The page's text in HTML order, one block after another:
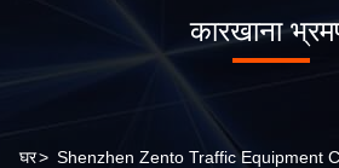
कारखाना
घर> Shenzhen Zento Traffic Equipment